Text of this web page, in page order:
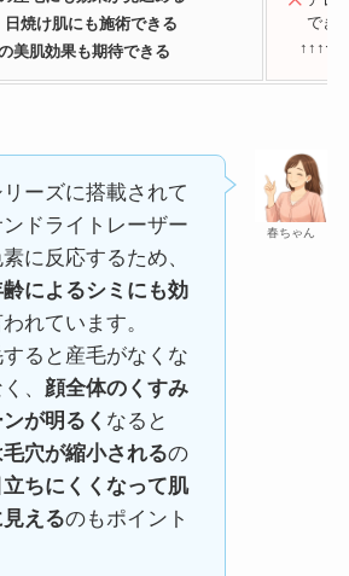
日焼け肌にも施術できる
美肌効果も期待できる
でき
↑↑↑ヤ
春ちゃん
ーズに搭載されて
ドライトレーザー
に反応するため、
によるシミにも効
れています。
ると産毛がなくな
、 顔全体のくすみ
が明るく なると
穴が縮小されるの
ちにくくなって肌
えるのもポイント